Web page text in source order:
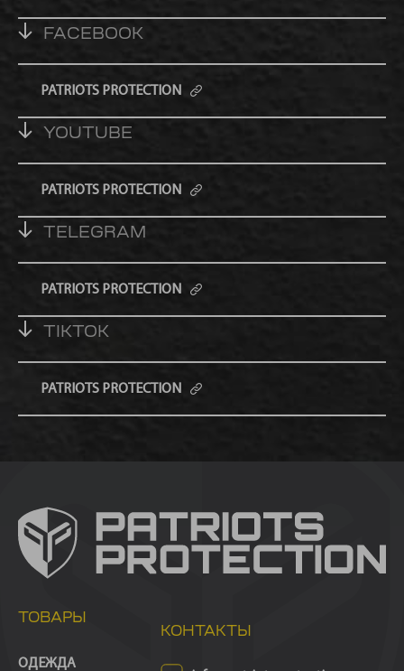
FACEBOOK
PATRIOTS PROTECTION
YOUTUBE
PATRIOTS PROTECTION
TELEGRAM
PATRIOTS PROTECTION
TIKTOK
PATRIOTS PROTECTION
ТОВАРЫ
ОДЕЖДА
КОНТАКТЫ